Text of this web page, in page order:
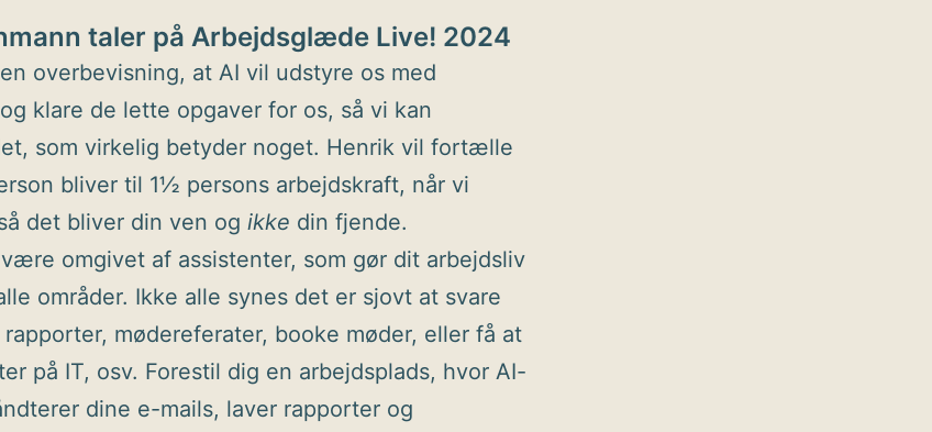
taler på Arbejdsglæde Live! 2024
overbevisning, at AI vil udstyre os med
klare de lette opgaver for os, så vi kan
som virkelig betyder noget. Henrik vil fortælle
bliver til 1½ persons arbejdskraft, når vi
det bliver din ven og ikke din fjende.
omgivet af assistenter, som gør dit arbejdsliv
områder. Ikke alle synes det er sjovt at svare
rapporter, mødereferater, booke møder, eller få at
på IT, osv. Forestil dig en arbejdsplads, hvor AI-
dine e-mails, laver rapporter og